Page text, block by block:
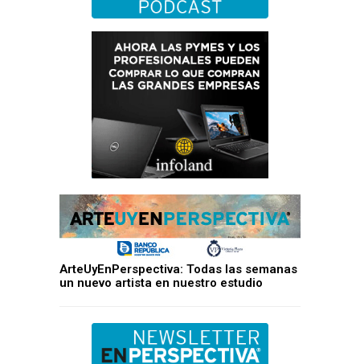
ArteUyEnPerspectiva: Todas las semanas
un nuevo artista en nuestro estudio